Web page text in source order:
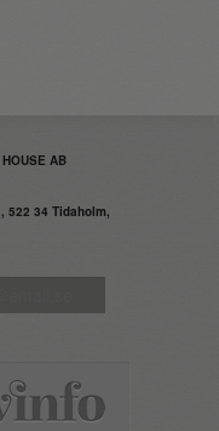
AB
522 34 Tidaholm,